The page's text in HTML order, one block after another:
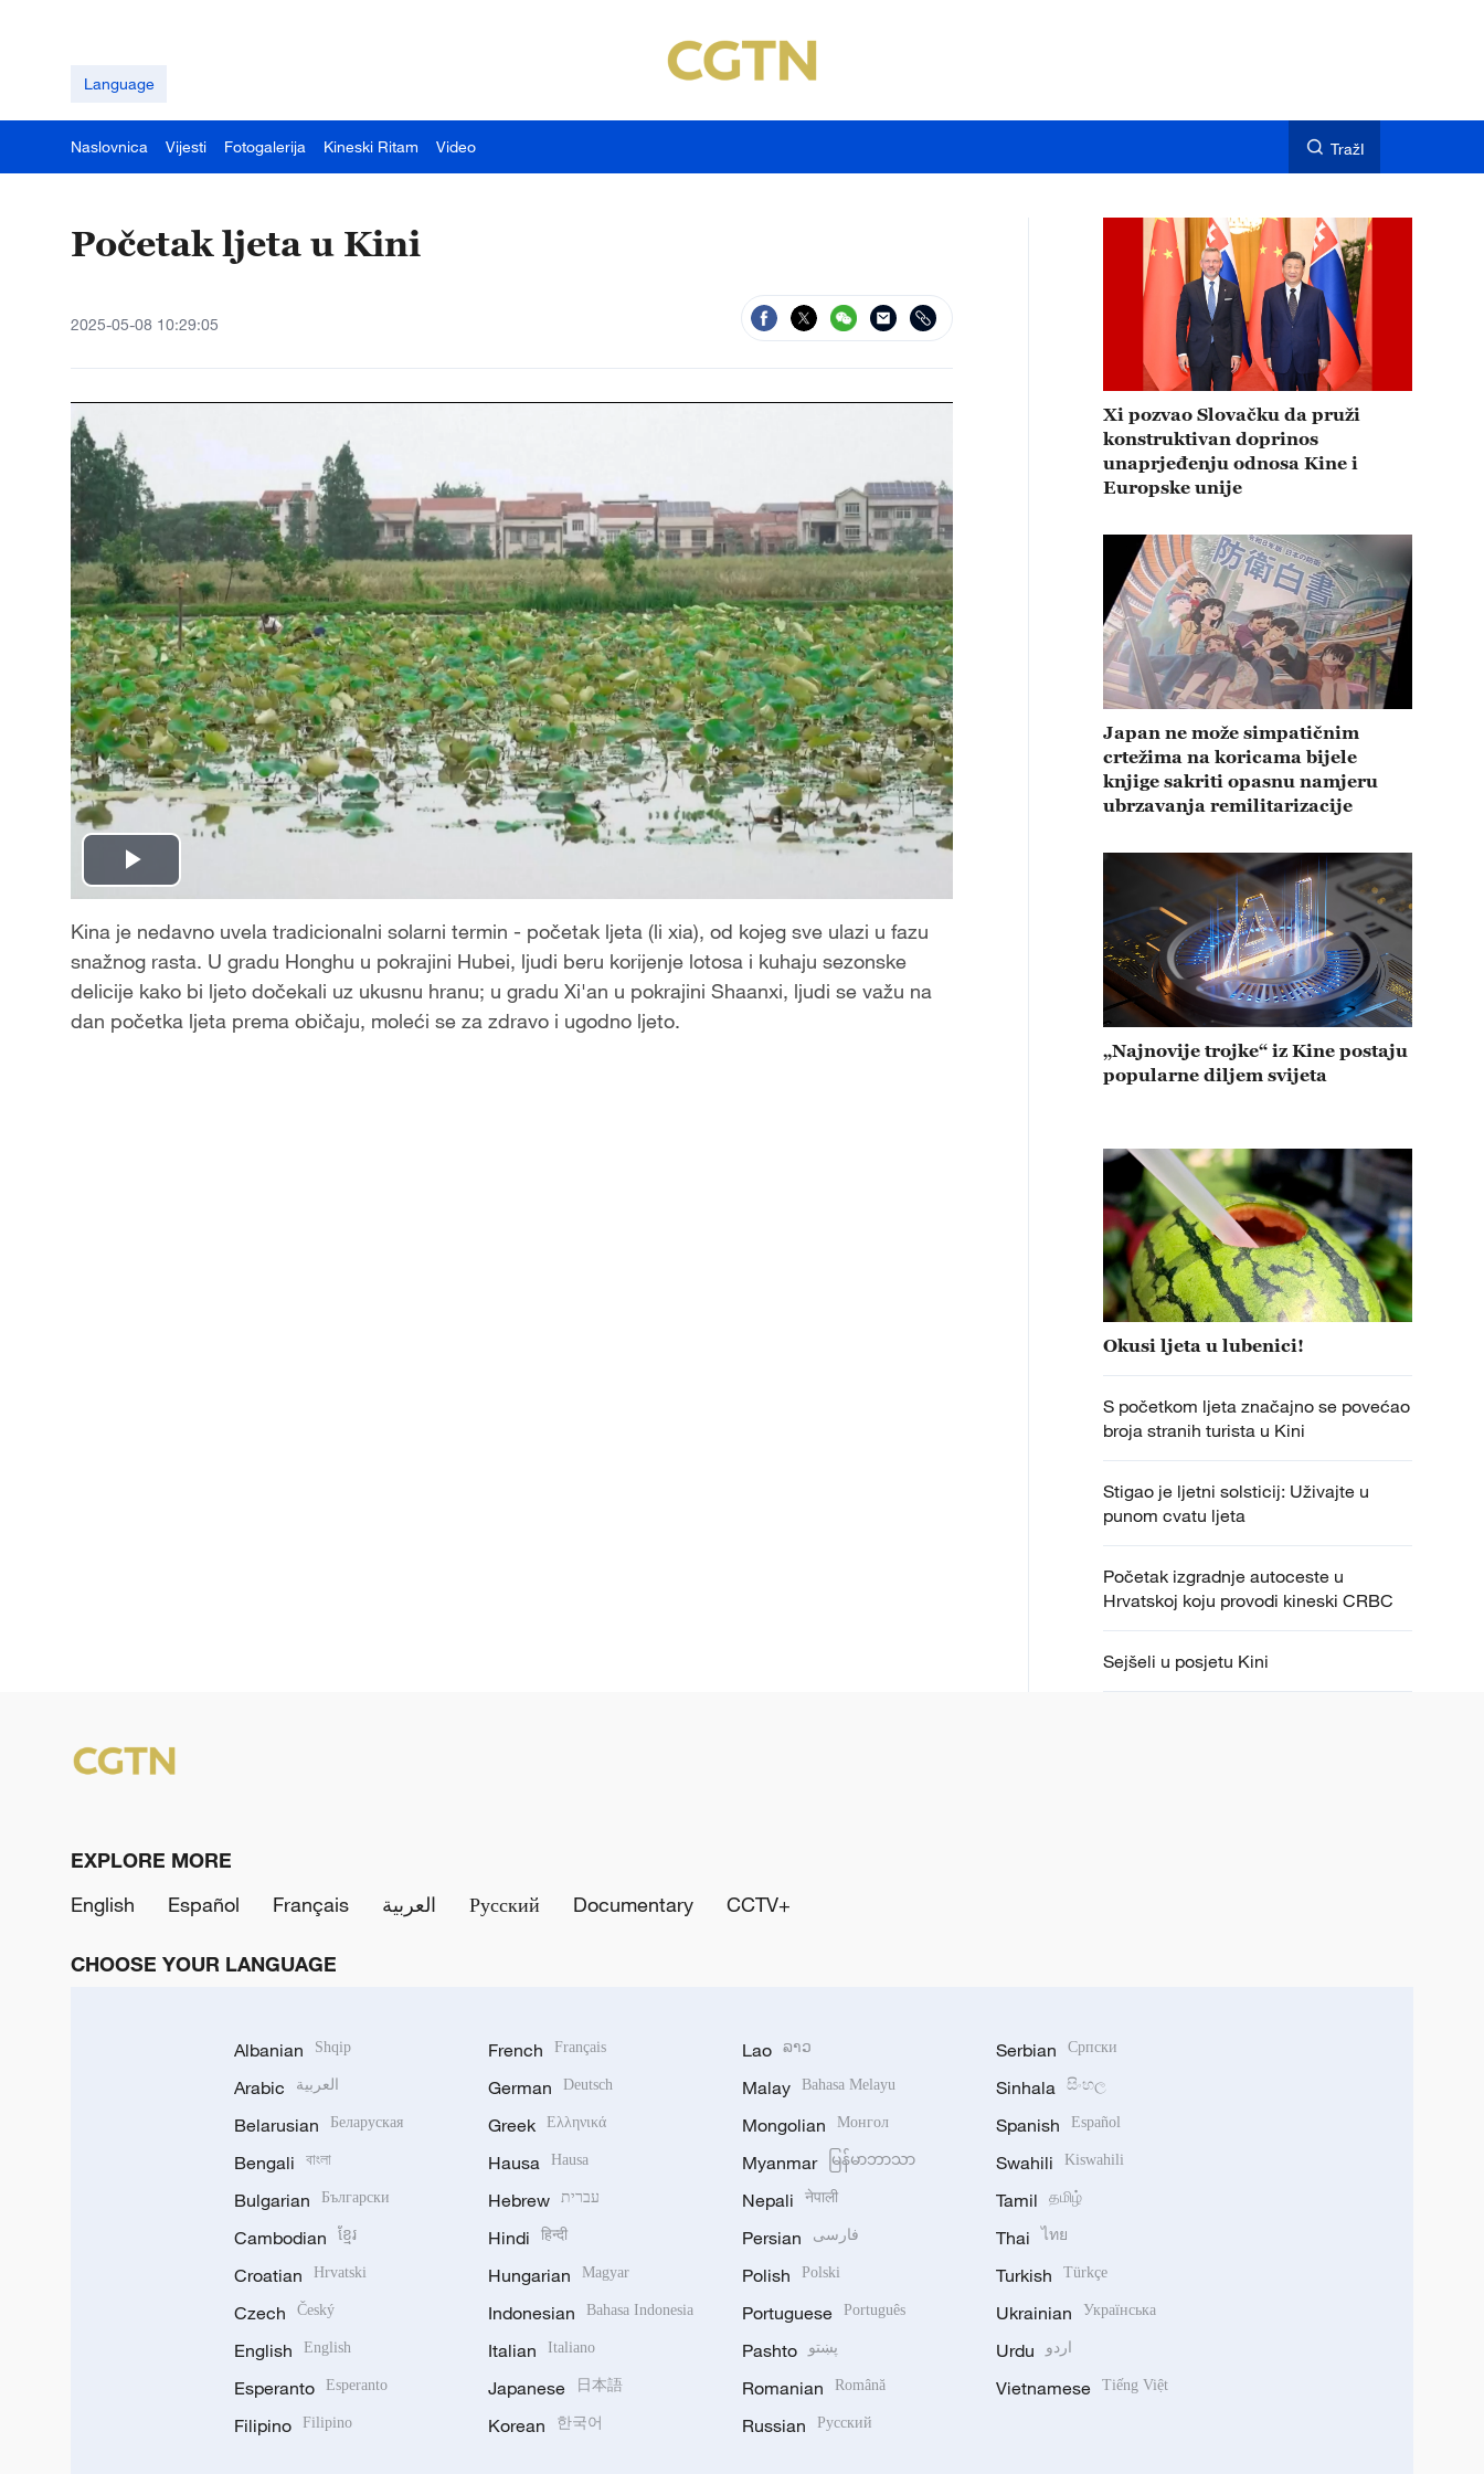
Language
Naslovnica Vijesti Fotogalerija Kineski Ritam Video TražI
Početak ljeta u Kini
2025-05-08 10:29:05
P
l
a
y
Kina je nedavno uvela tradicionalni solarni termin - početak ljeta (li xia), od kojeg sve ulazi u fazu
snažnog rasta. U gradu Honghu u pokrajini Hubei, ljudi beru korijenje lotosa i kuhaju sezonske
delicije kako bi ljeto dočekali uz ukusnu hranu; u gradu Xi'an u pokrajini Shaanxi, ljudi se važu na
dan početka ljeta prema običaju, moleći se za zdravo i ugodno ljeto.
Xi pozvao Slovačku da pruži
konstruktivan doprinos
unaprjeđenju odnosa Kine i
Europske unije
Japan ne može simpatičnim
crtežima na koricama bijele
knjige sakriti opasnu namjeru
ubrzavanja remilitarizacije
„Najnovije trojke“ iz Kine postaju
popularne diljem svijeta
Okusi ljeta u lubenici!
S početkom ljeta značajno se povećao
broja stranih turista u Kini
Stigao je ljetni solsticij: Uživajte u
punom cvatu ljeta
Početak izgradnje autoceste u
Hrvatskoj koju provodi kineski CRBC
Sejšeli u posjetu Kini
EXPLORE MORE
English
Español Français العربية Русский Documentary CCTV+
CHOOSE YOUR LANGUAGE
Albanian Shqip
Arabic العربية
Belarusian Беларуская
Bengali বাংলা
Bulgarian Български
Cambodian ខ្មែរ
Croatian Hrvatski
Czech Český
English English
Esperanto Esperanto
Filipino Filipino
French Français
German Deutsch
Greek Ελληνικά
Hausa Hausa
Hebrew עברית
Hindi हिन्दी
Hungarian Magyar
Indonesian Bahasa Indonesia
Italian Italiano
Japanese 日本語
Korean 한국어
Lao ລາວ
Malay Bahasa Melayu
Mongolian Монгол
Myanmar မြန်မာဘာသာ
Nepali नेपाली
Persian فارسی
Polish Polski
Portuguese Português
Pashto پښتو
Romanian Română
Russian Русский
Serbian Српски
Sinhala සිංහල
Spanish Español
Swahili Kiswahili
Tamil தமிழ்
Thai ไทย
Turkish Türkçe
Ukrainian Українська
Urdu اردو
Vietnamese Tiếng Việt